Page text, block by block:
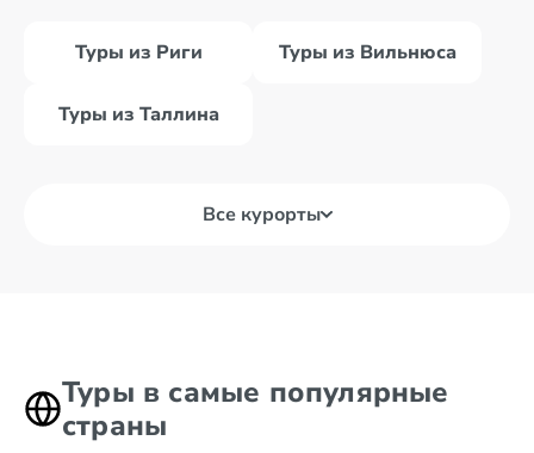
Туры из Риги Туры из Вильнюса
Туры из Таллина
Все курорты
Туры в самые популярные
страны